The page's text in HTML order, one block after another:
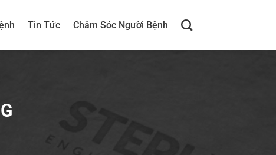
Tin Tức Chăm Sóc Người Bệnh